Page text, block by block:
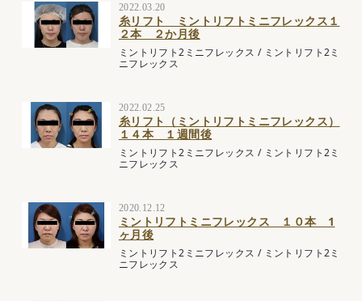
2022.03.20
糸リフト ミントリフトミニフレックス１
２本 ２か月後
ミントリフト2ミニフレックス / ミントリフト2ミ
ニフレックス
2022.02.25
糸リフト（ミントリフトミニフレックス）
１４本 １週間後
ミントリフト2ミニフレックス / ミントリフト2ミ
ニフレックス
2020.12.12
ミントリフトミニフレックス １０本 1
ヶ月後
ミントリフト2ミニフレックス / ミントリフト2ミ
ニフレックス